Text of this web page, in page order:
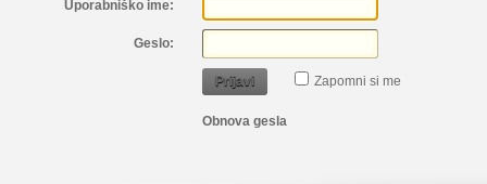
Uporabniško ime:
Geslo:
Prijavi Zapomni si me
Obnova gesla